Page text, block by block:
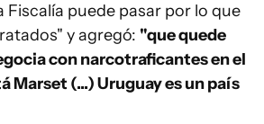
Fiscalía puede pasar por lo que
y agregó: "que quede
con narcotraficantes en el
Marset (...) Uruguay es un país